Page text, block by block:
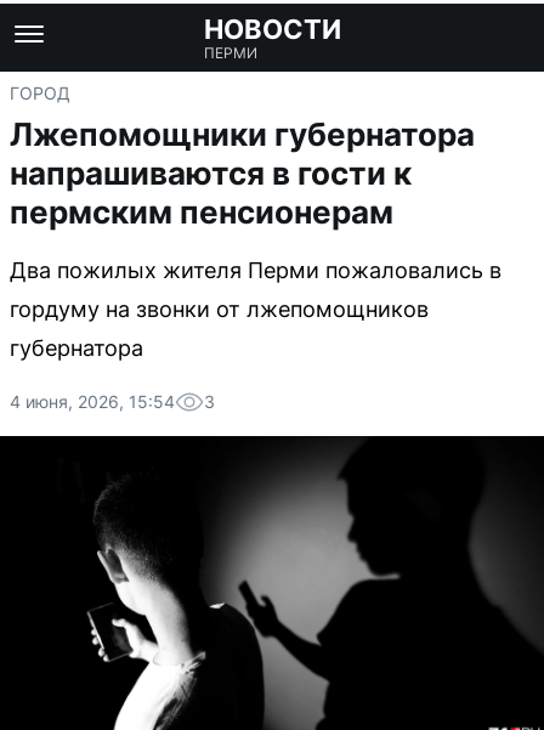
НОВОСТИ
ПЕРМИ
ГОРОД
Лжепомощники губернатора
напрашиваются в гости к
пермским пенсионерам
Два пожилых жителя Перми пожаловались в
гордуму на звонки от лжепомощников
губернатора
4 июня, 2026, 15:54 3